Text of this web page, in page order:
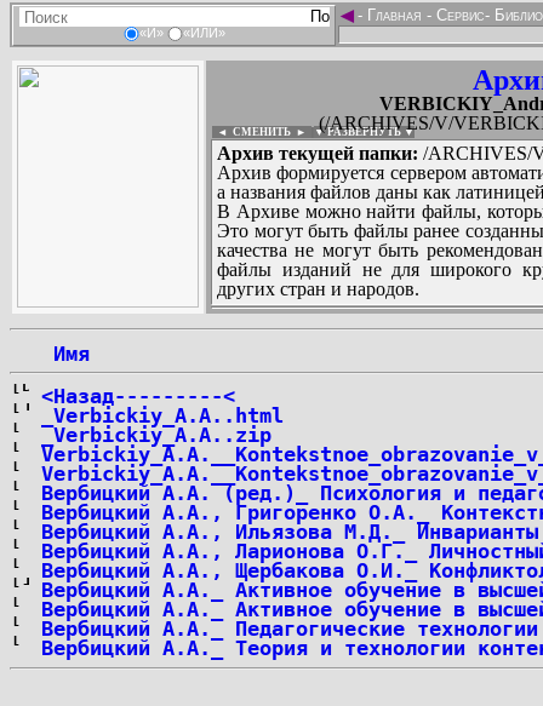
«И» «ИЛИ»
◄- Главная - Сервис-
(/ARCHIVES/V/
◄ СМЕНИТЬ ► ▼ РАЗВЕРНУТЬ ▼
Архив текущей папки: /ARCHIVES/
Архив формируется сервером
а названия файлов даны как
В Архиве можно найти файлы,
Это могут быть файлы ранее
качества не могут быть
файлы изданий не для широкого
других стран и народов.
Имя
<Назад---------<
_Verbickiy_A.A..html
_Verbickiy_A.A..zip
Вербицкий А.А. (ред.)_ Психология и
Вербицкий А.А., Григоренко О.А._
Вербицкий А.А., Ильязова М.Д._
Вербицкий А.А., Ларионова О.Г._
Вербицкий А.А., Щербакова О.И._
Вербицкий А.А._ Активное обучение в
Вербицкий А.А._ Активное обучение в
Вербицкий А.А._ Педагогические
Вербицкий А.А._ Теория и технологии